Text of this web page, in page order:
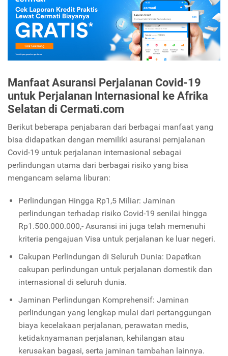
Manfaat Asuransi Perjalanan Covid-19
untuk Perjalanan Internasional ke Afrika
Selatan di Cermati.com
Berikut beberapa penjabaran dari berbagai manfaat yang
bisa didapatkan dengan memiliki asuransi pernjalanan
Covid-19 untuk perjalanan internasional sebagai
perlindungan utama dari berbagai risiko yang bisa
mengancam selama liburan:
Perlindungan Hingga Rp1,5 Miliar: Jaminan
perlindungan terhadap risiko Covid-19 senilai hingga
Rp1.500.000.000,- Asuransi ini juga telah memenuhi
kriteria pengajuan Visa untuk perjalanan ke luar negeri.
Cakupan Perlindungan di Seluruh Dunia: Dapatkan
cakupan perlindungan untuk perjalanan domestik dan
internasional di seluruh dunia.
Jaminan Perlindungan Komprehensif: Jaminan
perlindungan yang lengkap mulai dari pertanggungan
biaya kecelakaan perjalanan, perawatan medis,
ketidaknyamanan perjalanan, kehilangan atau
kerusakan bagasi, serta jaminan tambahan lainnya.